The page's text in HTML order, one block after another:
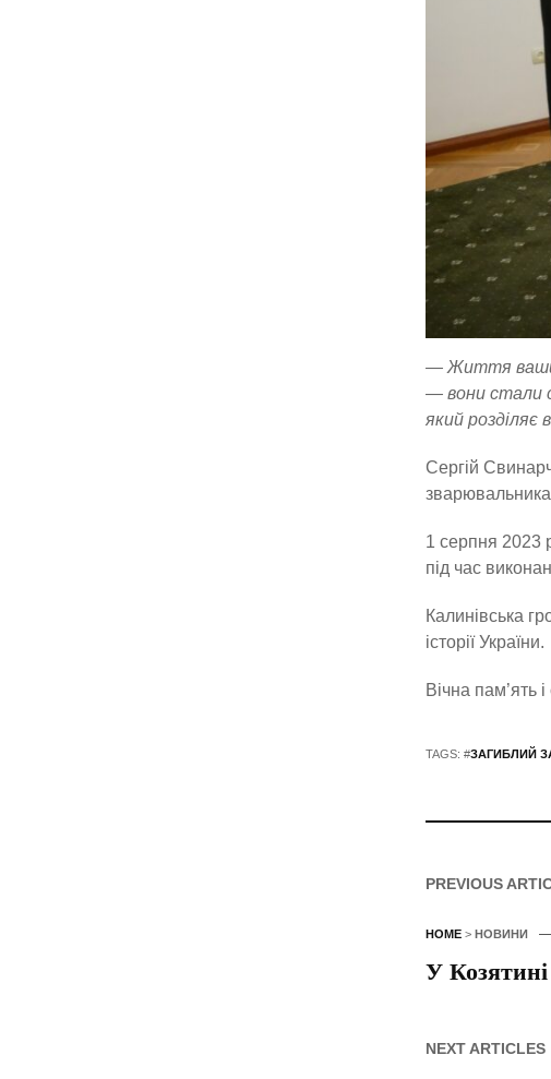
— Життя ваших
— вони стали
який розділяє
Сергій
1 серпня 2023
під час
Калинівська
історії України.
Вічна пам’ять
TAGS: #ЗАГИБЛИЙ
PREVIOUS
HOME> НОВИНИ
У
NEXT ARTICLES